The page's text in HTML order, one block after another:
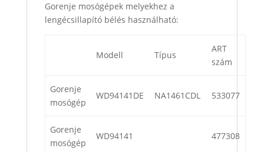
Gorenje mosógépek melyekhez a
lengécsillapító bélés használható:
Modell Típus
ART
szám
Gorenje
mosógép
WD94141DE NA1461CDL 533077
Gorenje
mosógép
WD94141 477308